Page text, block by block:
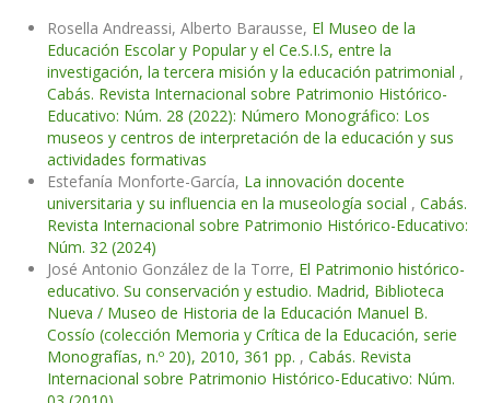
Rosella Andreassi, Alberto Barausse, El Museo de la
Educación Escolar y Popular y el Ce.S.I.S, entre la
investigación, la tercera misión y la educación patrimonial ,
Cabás. Revista Internacional sobre Patrimonio Histórico-
Educativo: Núm. 28 (2022): Número Monográfico: Los
museos y centros de interpretación de la educación y sus
actividades formativas
Estefanía Monforte-García, La innovación docente
universitaria y su influencia en la museología social , Cabás.
Revista Internacional sobre Patrimonio Histórico-Educativo:
Núm. 32 (2024)
José Antonio González de la Torre, El Patrimonio histórico-
educativo. Su conservación y estudio. Madrid, Biblioteca
Nueva / Museo de Historia de la Educación Manuel B.
Cossío (colección Memoria y Crítica de la Educación, serie
Monografías, n.º 20), 2010, 361 pp. , Cabás. Revista
Internacional sobre Patrimonio Histórico-Educativo: Núm.